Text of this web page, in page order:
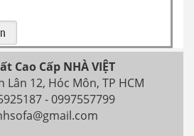
Cao Cấp NHÀ VIỆT
12, Hóc Môn, TP HCM
- 0997557799